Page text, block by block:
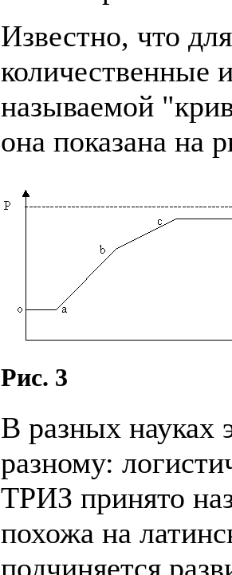
Известно, что
количественные
называемой
она показана на
Рис. 3
В разных науках
разному:
ТРИЗ принято
похожа на
подчиняется